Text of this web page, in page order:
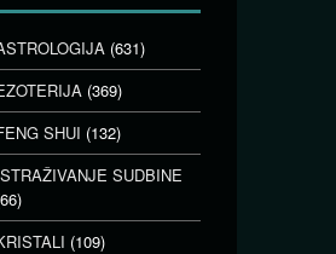
(631)
(369)
SHUI (132)
SUDBINE
(109)